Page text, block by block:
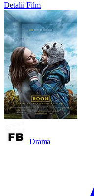
Detalii Film
Drama